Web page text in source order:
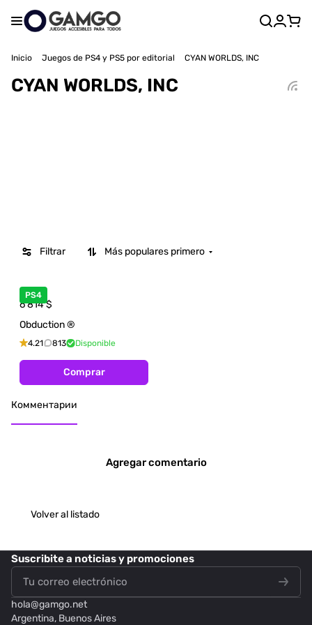
Inicio Juegos de PS4 y PS5 por editorial CYAN WORLDS, INC
CYAN WORLDS, INC
Filtrar Más populares primero
PS4
6 814$
Obduction ®
4.21 813 Disponible
Comprar
Комментарии
Agregar comentario
Volver al listado
Suscribitea noticias y promociones
hola@gamgo.net
Argentina, Buenos Aires